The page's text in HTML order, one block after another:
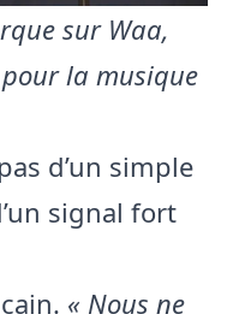
sur Waa,
la musique
d’un simple
signal fort
« Nous ne